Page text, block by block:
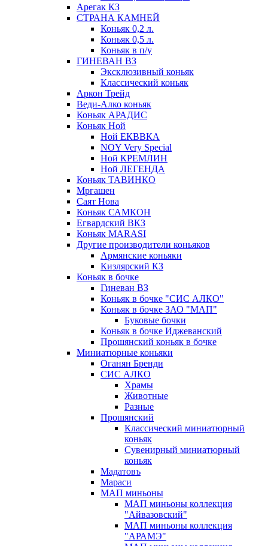
Арегак КЗ
СТРАНА КАМНЕЙ
Коньяк 0,2 л.
Коньяк 0,5 л.
Коньяк в п/у
ГИНЕВАН ВЗ
Эксклюзивный коньяк
Классический коньяк
Аркон Трейд
Веди-Алко коньяк
Коньяк АРАДИС
Коньяк Ной
Ной ЕКВВКА
NOY Very Special
Ной КРЕМЛИН
Ной ЛЕГЕНДА
Коньяк ТАВИНКО
Мргашен
Саят Нова
Коньяк САМКОН
Егвардский ВКЗ
Коньяк MARASI
Другие производители коньяков
Армянские коньяки
Кизлярский КЗ
Коньяк в бочке
Гиневан ВЗ
Коньяк в бочке "СИС АЛКО"
Коньяк в бочке ЗАО "МАП"
Буковые бочки
Коньяк в бочке Иджеванский
Прошянский коньяк в бочке
Миниатюрные коньяки
Оганян Бренди
СИС АЛКО
Храмы
Животные
Разные
Прошянский
Классический миниатюрный
коньяк
Сувенирный миниатюрный
коньяк
Мадатовъ
Мараси
МАП миньоны
МАП миньоны коллекция
"Айвазовский"
МАП миньоны коллекция
"АРАМЭ"